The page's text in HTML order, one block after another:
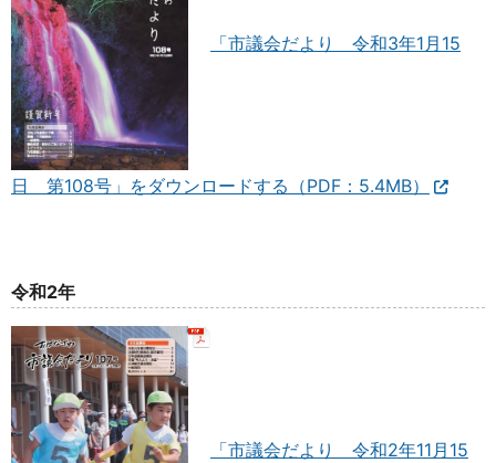
「市議会だより 令和3年1月15
日 第108号」をダウンロードする（PDF：5.4MB）
令和2年
「市議会だより 令和2年11月15